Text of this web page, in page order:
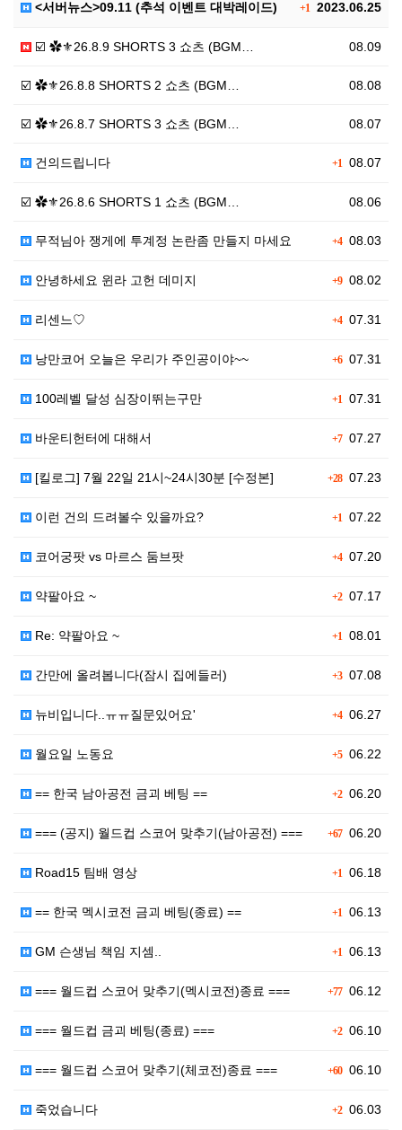
+1 2023.06.25
<서버뉴스>09.11 (추석 이벤트 대박레이드)
08.09
☑️ ✿⚜26.8.9 SHORTS 3 쇼츠 (BGM…
08.08
☑️ ✿⚜26.8.8 SHORTS 2 쇼츠 (BGM…
08.07
☑️ ✿⚜26.8.7 SHORTS 3 쇼츠 (BGM…
+1 08.07
건의드립니다
08.06
☑️ ✿⚜26.8.6 SHORTS 1 쇼츠 (BGM…
+408.03
무적님아 쟁게에 투계정 논란좀 만들지 마세요
+908.02
안녕하세요 윈라 고헌 데미지
+407.31
리센느♡
+607.31
낭만코어 오늘은 우리가 주인공이야~~
+1 07.31
100레벨 달성 심장이뛰는구만
+707.27
바운티헌터에 대해서
+2807.23
[킬로그] 7월 22일 21시~24시30분 [수정본]
+1 07.22
이런 건의 드려볼수 있을까요?
+407.20
코어궁팟 vs 마르스 둠브팟
+207.17
약팔아요 ~
+1 08.01
Re: 약팔아요 ~
+307.08
간만에 올려봅니다(잠시 집에들러)
+406.27
뉴비입니다..ㅠㅠ질문있어요'
+506.22
월요일 노동요
+206.20
== 한국 남아공전 금괴 베팅 ==
+6706.20
=== (공지) 월드컵 스코어 맞추기(남아공전) ===
+1 06.18
Road15 팀배 영상
+1 06.13
== 한국 멕시코전 금괴 베팅(종료) ==
+1 06.13
GM 슨생님 책임 지셈..
+7706.12
=== 월드컵 스코어 맞추기(멕시코전)종료 ===
+206.10
=== 월드컵 금괴 베팅(종료) ===
+6006.10
=== 월드컵 스코어 맞추기(체코전)종료 ===
+206.03
죽었습니다